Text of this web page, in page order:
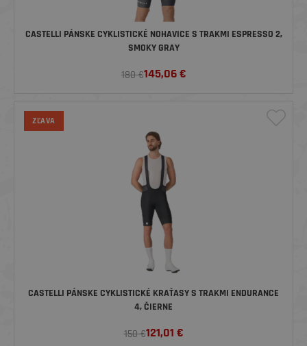
CASTELLI PÁNSKE CYKLISTICKÉ NOHAVICE S TRAKMI ESPRESSO 2,
SMOKY GRAY
180 €145,06€
ZĽAVA
CASTELLI PÁNSKE CYKLISTICKÉ KRAŤASY S TRAKMI ENDURANCE
4, ČIERNE
150 €121,01 €